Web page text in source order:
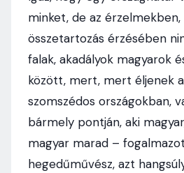
minket, de az
összetartozás érzésében
falak, akadályok magyarok
között, mert, mert éljenek
szomszédos országokban,
bármely pontján, aki
magyar marad –
hegedűművész, azt